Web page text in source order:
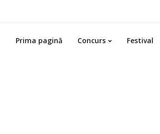
Prima pagină Concurs Festival